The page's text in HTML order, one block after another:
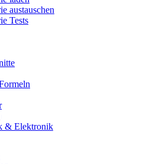
austauschen
Tests
& Elektronik